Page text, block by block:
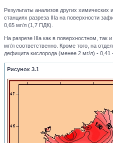
Результаты анализов других
станциях разреза IIIа на поверхности
0,65 мг/л (1,7 ПДК).
На разрезе IIIа как в поверхностном,
мг/л соответственно. Кроме того, на
дефицита кислорода (менее 2 мг/л) - 0,41
Рисунок 3.1